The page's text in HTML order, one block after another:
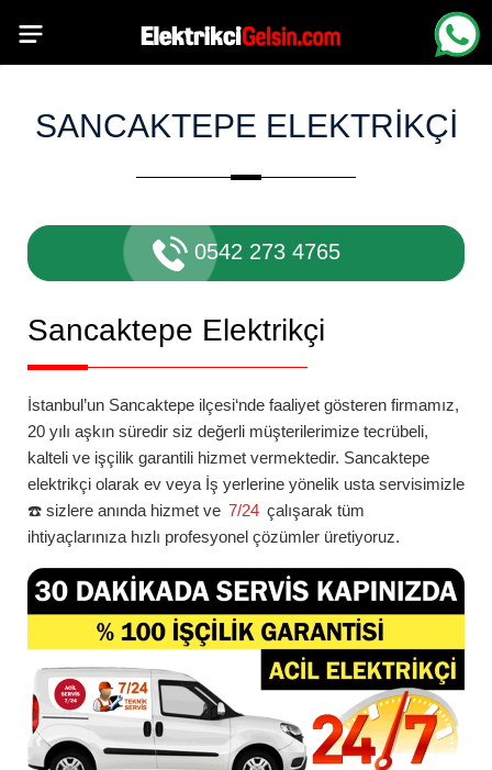
SANCAKTEPE ELEKTRIKÇI
0542 273 4765
Sancaktepe Elektrikçi
İstanbul’un Sancaktepe ilçesi‘nde faaliyet gösteren firmamız,
20 yılı aşkın süredir siz değerli müşterilerimize tecrübeli,
kalteli ve işçilik garantili hizmet vermektedir. Sancaktepe
elektrikçi olarak ev veya İş yerlerine yönelik usta servisimizle
☎️ sizlere anında hizmet ve 7/24 çalışarak tüm
ihtiyaçlarınıza hızlı profesyonel çözümler üretiyoruz.